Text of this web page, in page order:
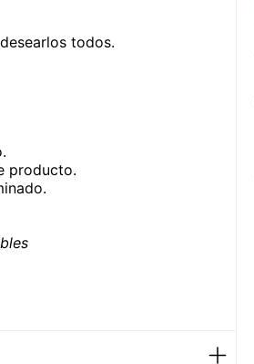
todos.
producto.